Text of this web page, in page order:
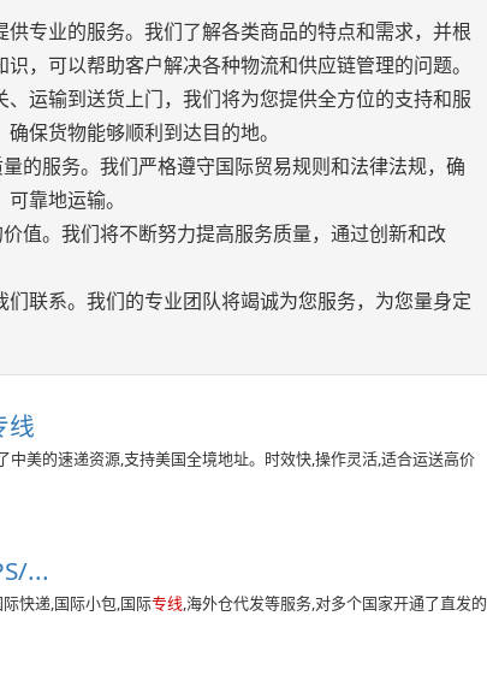
专业的服务。我们了解各类商品的特点和需求，并根
，可以帮助客户解决各种物流和供应链管理的问题。
运输到送货上门，我们将为您提供全方位的支持和服
保货物能够顺利到达目的地。
的服务。我们严格遵守国际贸易规则和法律法规，确
靠地运输。
值。我们将不断努力提高服务质量，通过创新和改
联系。我们的专业团队将竭诚为您服务，为您量身定
线
美的速递资源,支持美国全境地址。时效快,操作灵活,适合运送高价
...
快递,国际小包,国际专线,海外仓代发等服务,对多个国家开通了直发的